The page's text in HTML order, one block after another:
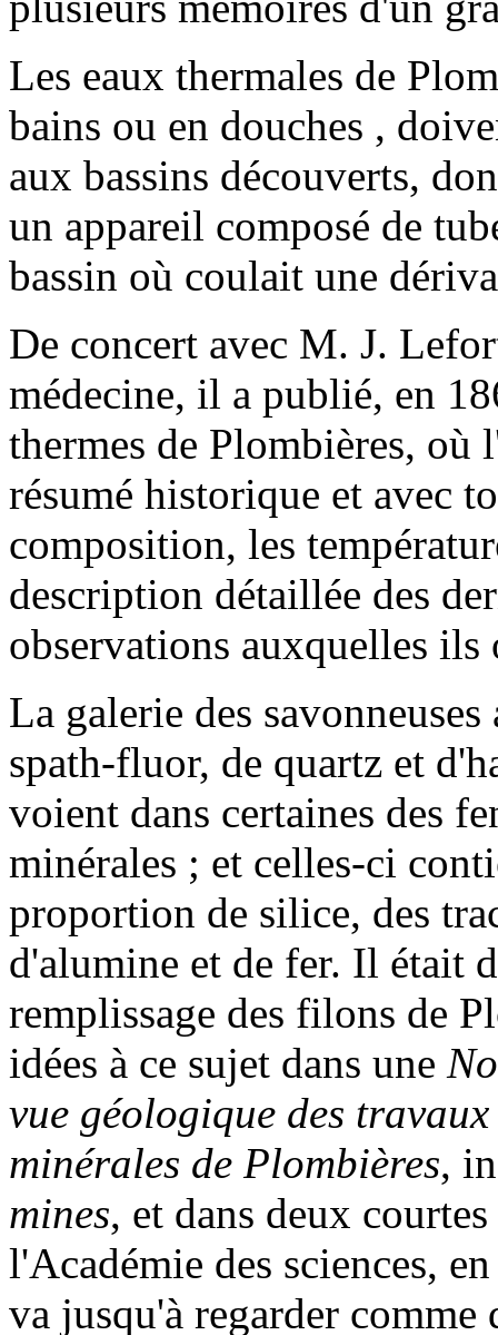
Les eaux thermales de
bains ou en douches ,
aux bassins découverts,
un appareil composé de
bassin où coulait une
De concert avec M. J.
médecine, il a publié, en
thermes de Plombières, où
résumé historique et avec
composition, les
description détaillée des
observations auxquelles
La galerie des
spath-fluor, de quartz et
voient dans certaines des
minérales ; et celles-ci
proportion de silice, des
d'alumine et de fer. Il était
remplissage des filons de
idées à ce sujet dans une
vue géologique des
minérales de Plombières,
mines, et dans deux
l'Académie des sciences,
va jusqu'à regarder comme